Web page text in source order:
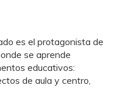
es el protagonista de
se aprende
educativos:
de aula y centro,